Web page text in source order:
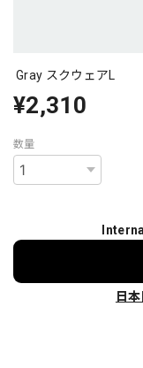
Gray スクウェアL
¥2,310
数量
日